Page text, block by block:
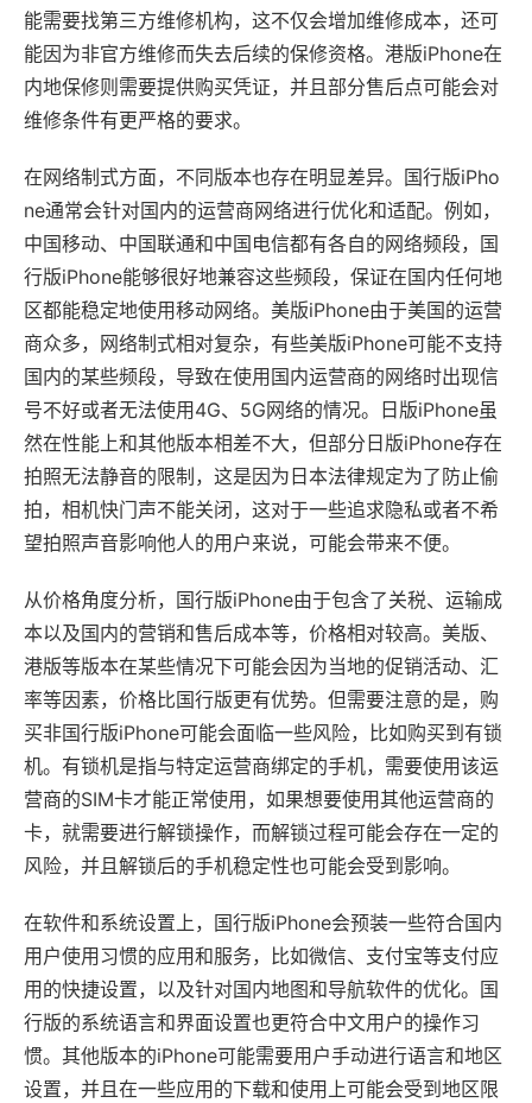
能需要找第三方维修机构，这不仅会增加维修成本，还可
能因为非官方维修而失去后续的保修资格。港版iPhone在
内地保修则需要提供购买凭证，并且部分售后点可能会对
维修条件有更严格的要求。
在网络制式方面，不同版本也存在明显差异。国行版iPho
ne通常会针对国内的运营商网络进行优化和适配。例如，
中国移动、中国联通和中国电信都有各自的网络频段，国
行版iPhone能够很好地兼容这些频段，保证在国内任何地
区都能稳定地使用移动网络。美版iPhone由于美国的运营
商众多，网络制式相对复杂，有些美版iPhone可能不支持
国内的某些频段，导致在使用国内运营商的网络时出现信
号不好或者无法使用4G、5G网络的情况。日版iPhone虽
然在性能上和其他版本相差不大，但部分日版iPhone存在
拍照无法静音的限制，这是因为日本法律规定为了防止偷
拍，相机快门声不能关闭，这对于一些追求隐私或者不希
望拍照声音影响他人的用户来说，可能会带来不便。
从价格角度分析，国行版iPhone由于包含了关税、运输成
本以及国内的营销和售后成本等，价格相对较高。美版、
港版等版本在某些情况下可能会因为当地的促销活动、汇
率等因素，价格比国行版更有优势。但需要注意的是，购
买非国行版iPhone可能会面临一些风险，比如购买到有锁
机。有锁机是指与特定运营商绑定的手机，需要使用该运
营商的SIM卡才能正常使用，如果想要使用其他运营商的
卡，就需要进行解锁操作，而解锁过程可能会存在一定的
风险，并且解锁后的手机稳定性也可能会受到影响。
在软件和系统设置上，国行版iPhone会预装一些符合国内
用户使用习惯的应用和服务，比如微信、支付宝等支付应
用的快捷设置，以及针对国内地图和导航软件的优化。国
行版的系统语言和界面设置也更符合中文用户的操作习
惯。其他版本的iPhone可能需要用户手动进行语言和地区
设置，并且在一些应用的下载和使用上可能会受到地区限